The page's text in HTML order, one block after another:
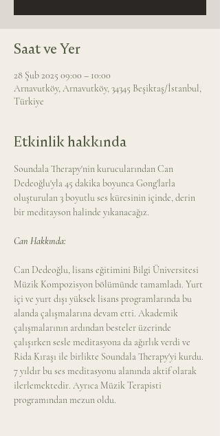
Saat ve Yer
28 Şub 2025 09:00 – 10:00
Arnavutköy, Arnavutköy, 34345 Beşiktaş/İstanbul,
Türkiye
Etkinlik hakkında
Soundala Therapy'nin kurucularından Can
Dedeoğlu'yla 45 dakika boyunca Gong'larla
oluşturulan 3 boyutlu ses küresinin içinde, derin
bir meditayson halinde yıkanacağız.
Can Hakkında:
Can Dedeoğlu, lisans eğitimini Bilgi Üniversitesi
Müzik Kompozisyon bölümünde tamamladı. Yurt
içi ve yurt dışı yüksek lisans programlarında bu
alanda çalışmalarına devam etti. Akademik
çalışmalarının ardından besteler üzerinde
çalışırken sesle meditasyona da ağırlık verdi ve
Rida Kıraşı ile birlikte Soundala Therapy'yi kurdu.
7 yıldır bu ses meditasyonu alanında aktif olarak
ilerlemektedir. Ayrıca Müzik Terapisti
programından mezun oldu.